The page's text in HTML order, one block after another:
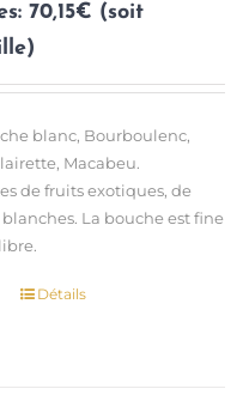
70,15€ (soit
blanc, Bourboulenc,
Macabeu.
de fruits exotiques, de
La bouche est fine
CeDétails